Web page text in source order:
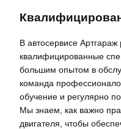
В автосервисе Артгараж
квалифицированные
большим опытом в
команда
обучение и регулярно
Мы знаем, как важно
двигателя, чтобы